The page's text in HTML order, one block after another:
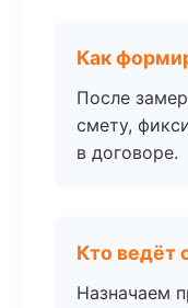
Как
После
смету,
в договоре.
Кто ведёт
Назначаем